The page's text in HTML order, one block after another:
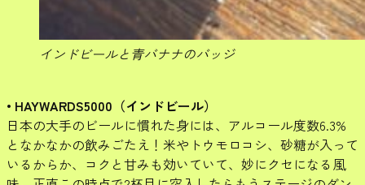
インドビールと青バナナのバッジ
• HAYWARDS5000（インドビール）
日本の大手のビールに慣れた身には、アルコール度数6.3%
となかなかの飲みごたえ！米やトウモロコシ、砂糖が入って
いるからか、コクと甘みも効いていて、妙にクセになる風